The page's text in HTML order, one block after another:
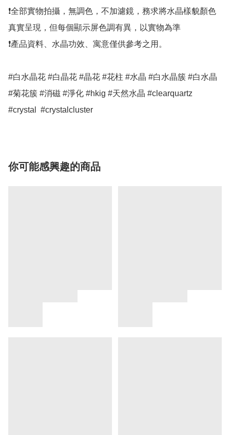
❗全部實物拍攝，無調色，不加濾鏡，務求將水晶樣貌顏色
真實呈現，但每個顯示屏色調有異，以實物為準
❗產品資料、水晶功效、寓意僅供參考之用。
#白水晶花 #白晶花 #晶花 #花柱 #水晶 #白水晶簇 #白水晶
#菊花簇 #消磁 #淨化 #hkig #天然水晶 #clearquartz
#crystal  #crystalcluster
你可能感興趣的商品